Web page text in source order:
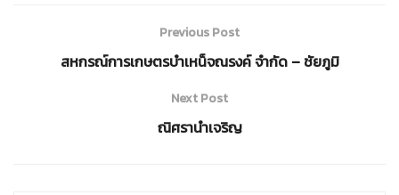
Previous Post
สหกรณ์การเกษตรบำเหน็จณรงค์ จำกัด – ชัยภูมิ
Next Post
ณิศรานำเจริญ